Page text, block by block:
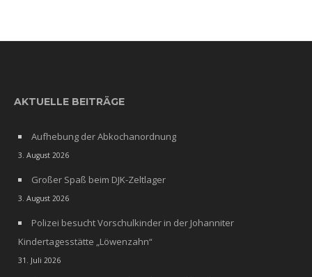
AKTUELLE BEITRÄGE
Aufhebung der Abkochanordnung
3. August 2026
Großer Spaß beim DJK-Zeltlager
3. August 2026
Polizei besucht Vorschulkinder in der Johanniter
Kindertagesstätte „Löwenzahn“
31. Juli 2026